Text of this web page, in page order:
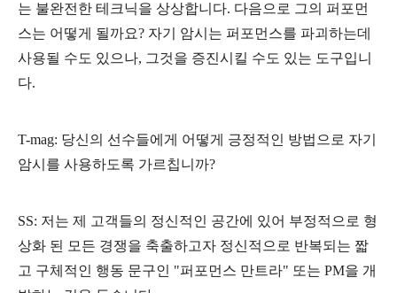
는 불완전한 테크닉을 상상합니다. 다음으로 그의 퍼포먼
스는 어떻게 될까요? 자기 암시 는 퍼포먼스를 파괴하는데
사용될 수도 있으나, 그것을 증진시킬 수도 있는 도구입니
다.
T-mag: 당신의 선수들에게 어떻게 긍정적인 방법으로 자기
암시를 사용하도록 가르칩니까?
SS: 저는 제 고객들의 정신적인 공간에 있어 부정적으로 형
상화 된 모든 경쟁을 축출하고자 정신적으로 반복되는 짧
고 구체적인 행동 문구인 "퍼포먼스 만트라" 또는 PM을 개